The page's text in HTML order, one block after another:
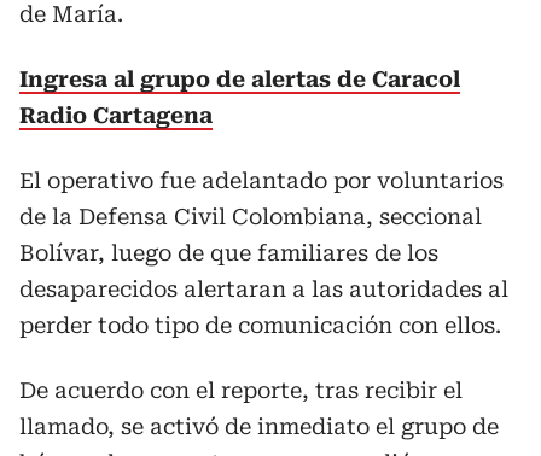
de María.
Ingresa al grupo de alertas de Caracol
Radio Cartagena
El operativo fue adelantado por voluntarios
de la Defensa Civil Colombiana, seccional
Bolívar, luego de que familiares de los
desaparecidos alertaran a las autoridades al
perder todo tipo de comunicación con ellos.
De acuerdo con el reporte, tras recibir el
llamado, se activó de inmediato el grupo de